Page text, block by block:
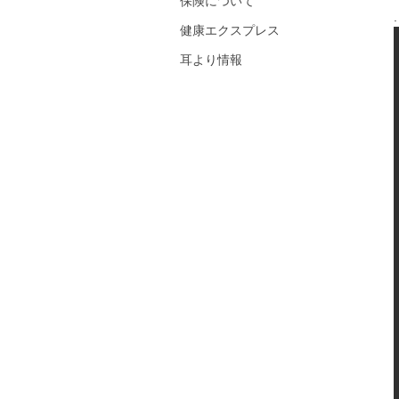
健康エクスプレス
耳より情報